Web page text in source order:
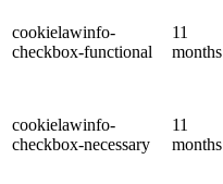
cookielawinfo-
checkbox-functional
11
months
cookielawinfo-
checkbox-necessary
11
months